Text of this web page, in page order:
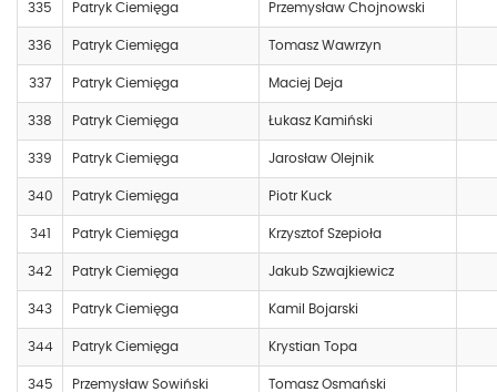
335 Patryk Ciemięga Przemysław Chojnowski
336 Patryk Ciemięga Tomasz Wawrzyn
337 Patryk Ciemięga Maciej Deja
338 Patryk Ciemięga Łukasz Kamiński
339 Patryk Ciemięga Jarosław Olejnik
340 Patryk Ciemięga Piotr Kuck
341 Patryk Ciemięga Krzysztof Szepioła
342 Patryk Ciemięga Jakub Szwajkiewicz
343 Patryk Ciemięga Kamil Bojarski
344 Patryk Ciemięga Krystian Topa
345 Przemysław Sowiński Tomasz Osmański